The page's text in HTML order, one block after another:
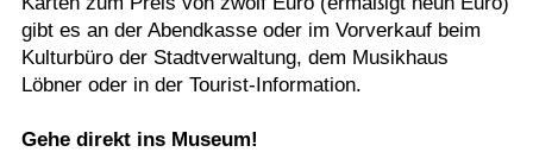
gibt es an der Abendkasse oder im Vorverkauf beim
Kulturbüro der Stadtverwaltung, dem Musikhaus
Löbner oder in der Tourist-Information.
Gehe direkt ins Museum!